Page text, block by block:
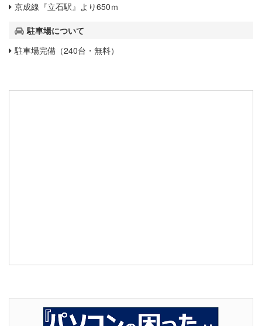
京成線『立石駅』より650ｍ
駐車場について
駐車場完備（240台・無料）